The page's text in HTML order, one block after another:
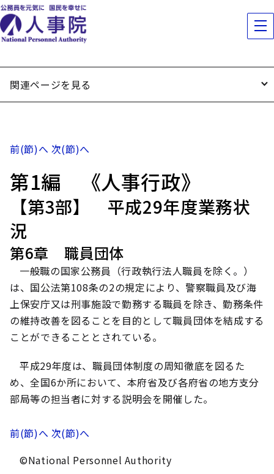
関連ページを見る
前(節)へ 次(節)へ
第1編 《人事行政》
【第3部】 平成29年度業務状
況
第6章 職員団体
一般職の国家公務員（行政執行法人職員を除く。）
は、国公法第108条の2の規定により、警察職員及び海
上保安庁又は刑事施設で勤務する職員を除き、勤務条件
の維持改善を図ることを目的として職員団体を結成する
ことができることとされている。
平成29年度は、職員団体制度の周知徹底を図るた
め、全国6か所において、本府省及び各府省の地方支分
部局等の担当者に対する説明会を開催した。
前(節)へ 次(節)へ
©National Personnel Authority